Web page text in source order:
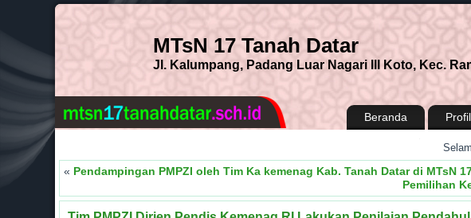
MTsN 17 Tanah Datar
Jl. Kalumpang, Padang Luar Nagari III Koto, Kec.
Beranda Profil
Selamat
« Pendampingan PMPZI oleh Tim Ka kemenag Kab. Tanah Datar di MTsN
Pemilihan